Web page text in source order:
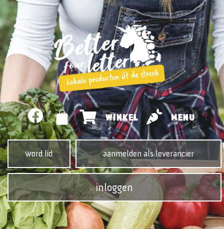
WINKEL MENU
word lid aanmelden als leverancier
inloggen